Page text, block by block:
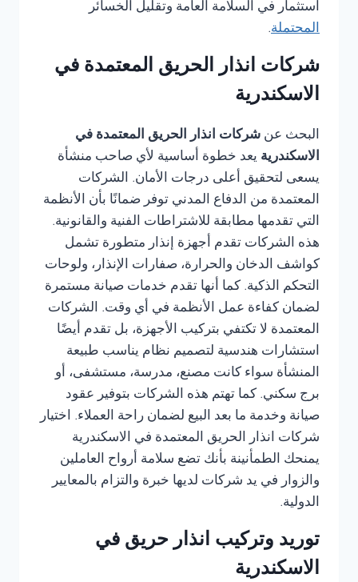
استثمار في السلامة العامة وتقليل الخسائر
المحتملة.
شركات انذار الحريق المعتمدة في
الاسكندرية
البحث عن شركات انذار الحريق المعتمدة في
الاسكندرية يعد خطوة أساسية لأي صاحب منشأة
يسعى لتحقيق أعلى درجات الأمان. الشركات
المعتمدة من الدفاع المدني توفر ضمانًا بأن الأنظمة
التي تقدمها مطابقة للاشتراطات الفنية والقانونية.
هذه الشركات تقدم أجهزة إنذار متطورة تشمل
كواشف الدخان والحرارة، صفارات الإنذار، ولوحات
التحكم الذكية. كما أنها تقدم خدمات صيانة مستمرة
لضمان كفاءة عمل الأنظمة في أي وقت. الشركات
المعتمدة لا تكتفي بتركيب الأجهزة، بل تقدم أيضًا
استشارات هندسية لتصميم نظام يناسب طبيعة
المنشأة سواء كانت مصنع، مدرسة، مستشفى، أو
برج سكني. كما تهتم هذه الشركات بتوفير عقود
صيانة وخدمة ما بعد البيع لضمان راحة العملاء. اختيار
شركات انذار الحريق المعتمدة في الاسكندرية
يمنحك الطمأنينة بأنك تضع سلامة أرواح العاملين
والزوار في يد شركات لديها خبرة والتزام بالمعايير
الدولية.
توريد وتركيب انذار حريق في
الاسكندرية